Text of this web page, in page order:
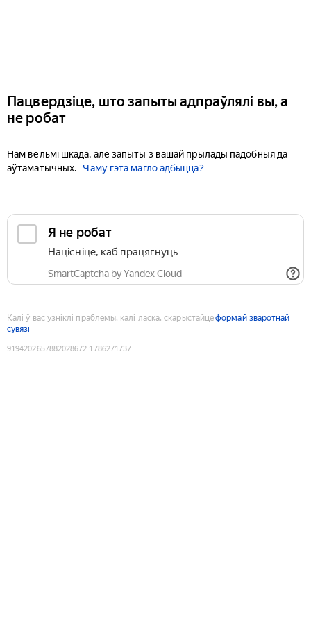
Пацвердзіце, што запыты адпраўлялі вы, а
не робат
Нам вельмі шкада, але запыты з вашай прылады падобныя да
аўтаматычных.
Чаму гэта магло адбыцца?
Я не робат
Націсніце, каб працягнуць
SmartCaptcha by Yandex Cloud
Калі ў вас узніклі праблемы, калі ласка, скарыстайцеформай зваротнай
сувязі
9194202657882028672:1786271737